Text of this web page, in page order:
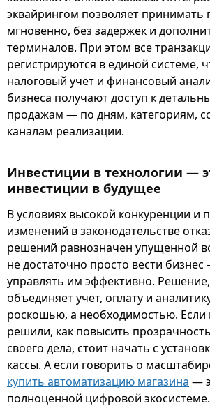
эквайрингом позволяет принимать
мгновенно, без задержек и
терминалов. При этом все
регистрируются в единой системе,
налоговый учёт и финансовый
бизнеса получают доступ к
продажам — по дням, категориям,
каналам реализации.
Инвестиции в технологии —
инвестиции в будущее
В условиях высокой конкуренции и
изменений в законодательстве
решений равнозначен упущенной
не достаточно просто вести
управлять им эффективно.
объединяет учёт, оплату и
роскошью, а необходимостью.
решили, как повысить
своего дела, стоит начать с
кассы. А если говорить о
купить автоматизацию магазина —
полноценной цифровой экосистеме.